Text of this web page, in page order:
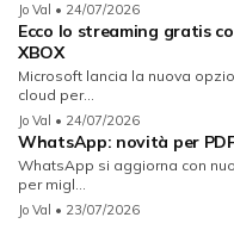
Jo Val • 24/07/2026
Ecco lo streaming gratis
XBOX
Microsoft lancia la nuova
cloud per...
Jo Val • 24/07/2026
WhatsApp: novità per
WhatsApp si aggiorna con
per migl...
Jo Val • 23/07/2026